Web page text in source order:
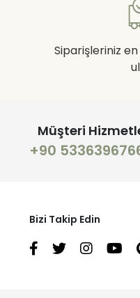
Siparişleriniz
Müşteri
+90
Bizi Takip Edin